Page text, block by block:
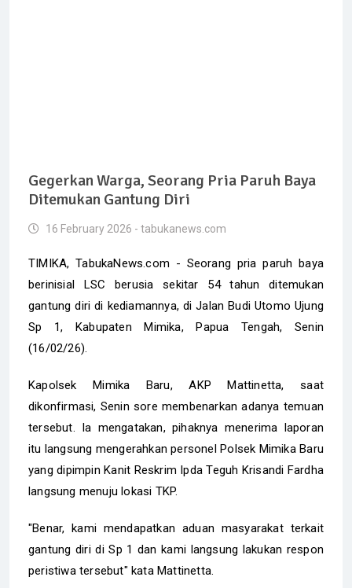
Gegerkan Warga, Seorang Pria Paruh Baya
Ditemukan Gantung Diri
16 February 2026 - tabukanews.com
‎TIMIKA, TabukaNews.com - Seorang pria paruh baya
berinisial LSC berusia sekitar 54 tahun ditemukan
gantung diri di kediamannya, di Jalan Budi Utomo Ujung
Sp 1, Kabupaten Mimika, Papua Tengah, Senin
(16/02/26).
Kapolsek Mimika Baru, AKP Mattinetta, saat
dikonfirmasi, Senin sore membenarkan adanya temuan
tersebut. Ia mengatakan, pihaknya menerima laporan
itu langsung mengerahkan personel Polsek Mimika Baru
yang dipimpin Kanit Reskrim Ipda Teguh Krisandi Fardha
langsung menuju lokasi TKP.
‎"Benar, kami mendapatkan aduan masyarakat terkait
gantung diri di Sp 1 dan kami langsung lakukan respon
peristiwa tersebut" kata Mattinetta.